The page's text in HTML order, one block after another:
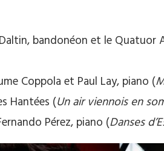
bandonéon et le Quatuor
Coppola et Paul Lay, piano (
Hantées (Un air viennois en
Pérez, piano (Danses